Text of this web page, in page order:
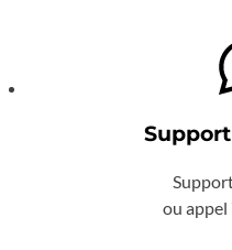
ou appel